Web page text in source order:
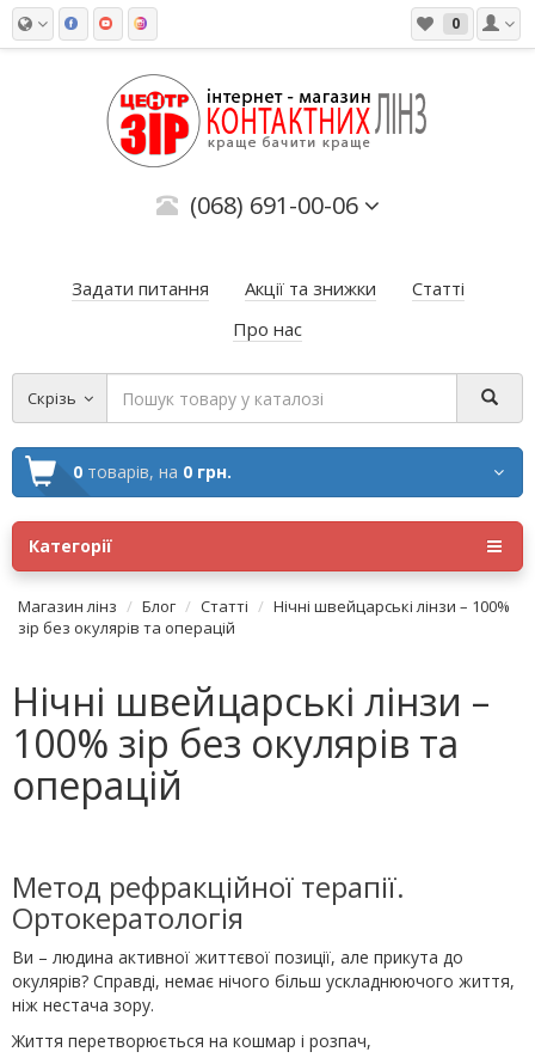
0
(068) 691-00-06
Задати питання Акції та знижки
Статті
Про нас
Скрізь
0 товарів, на 0 грн.
Категорії
Магазин лінз Блог Статті
Нічні швейцарські лінзи – 100%
зір без окулярів та операцій
Нічні швейцарські лінзи –
100% зір без окулярів та
операцій
Метод рефракційної терапії.
Ортокератологія
Ви – людина активної життєвої позиції, але прикута до
окулярів? Справді, немає нічого більш ускладнюючого життя,
ніж нестача зору.
Життя перетворюється на кошмар і розпач,